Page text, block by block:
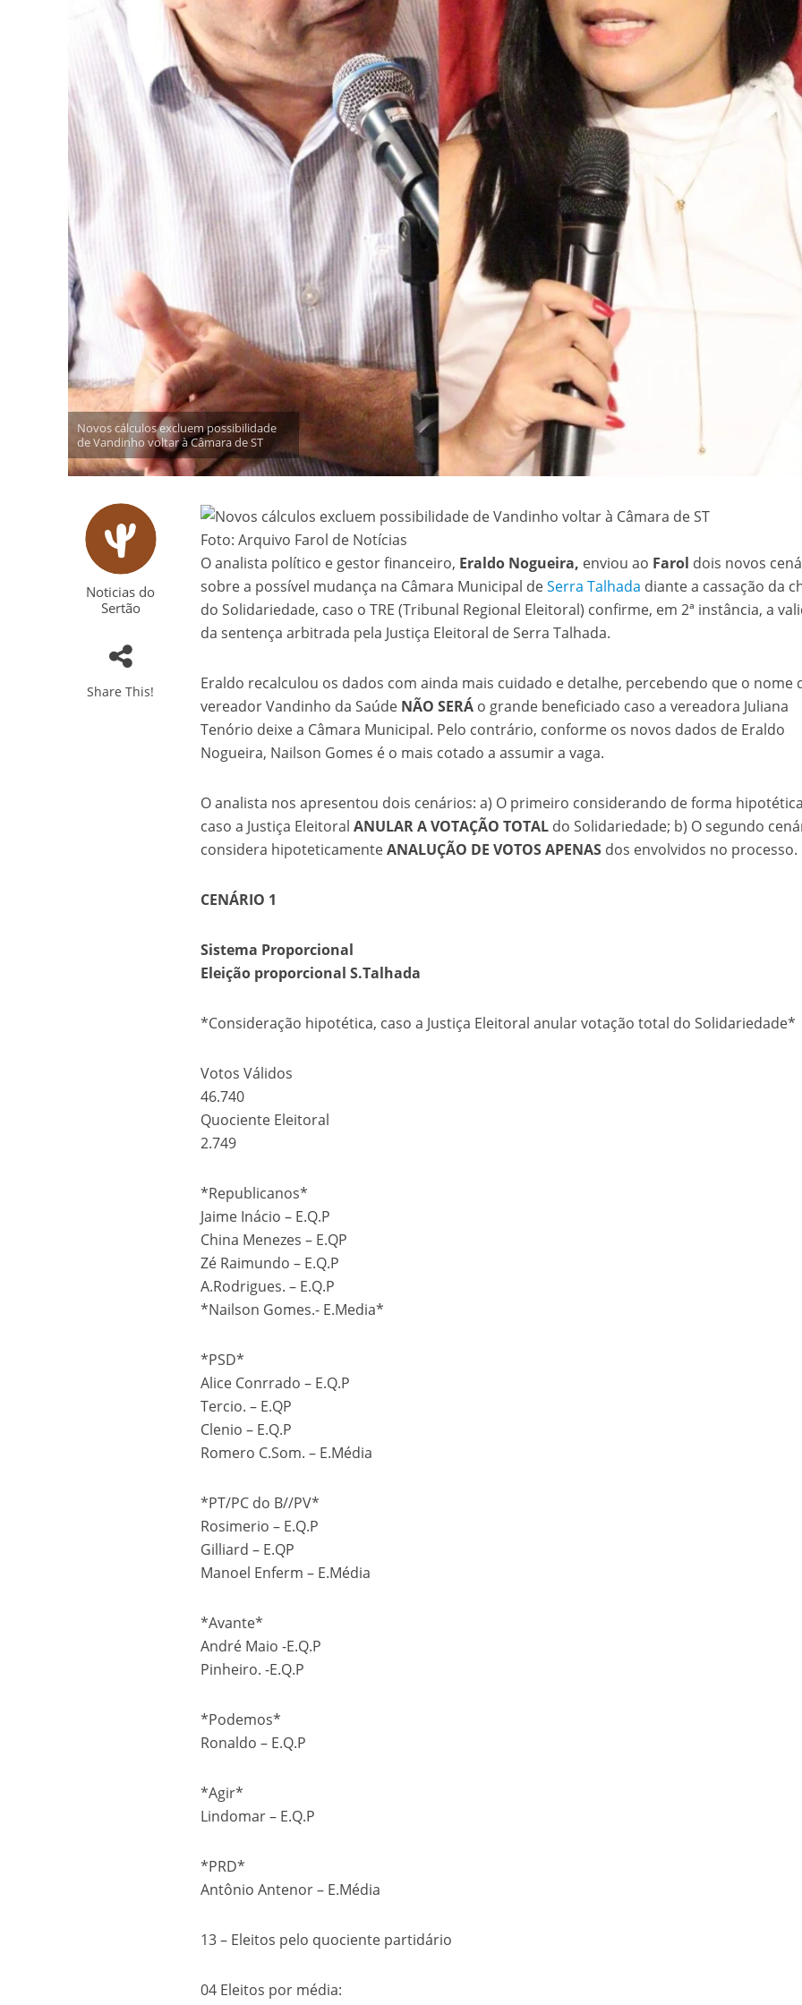
Novos cálculos excluem possibilidade
de Vandinho voltar à Câmara de ST
Noticias do
Sertão
Share This!
Foto: Arquivo Farol de Notícias
O analista político e gestor financeiro, Eraldo Nogueira, enviou ao Farol dois novos
sobre a possível mudança na Câmara Municipal deSerra Talhada diante a cassação da
do Solidariedade, caso o TRE (Tribunal Regional Eleitoral) confirme, em 2ª instância, a
da sentença arbitrada pela Justiça Eleitoral de Serra Talhada.
Eraldo recalculou os dados com ainda mais cuidado e detalhe, percebendo que o nome
vereador Vandinho da Saúde NÃO SERÁ o grande beneficiado caso a vereadora Juliana
Tenório deixe a Câmara Municipal. Pelo contrário, conforme os novos dados de Eraldo
Nogueira, Nailson Gomes é o mais cotado a assumir a vaga.
O analista nos apresentou dois cenários: a) O primeiro considerando de forma
caso a Justiça EleitoralANULAR A VOTAÇÃO TOTAL do Solidariedade; b) O segundo
considera hipoteticamenteANALUÇÃO DE VOTOS APENAS dos envolvidos no processo.
CENÁRIO 1
Sistema Proporcional
Eleição proporcional S.Talhada
*Consideração hipotética, caso a Justiça Eleitoral anular votação total do Solidariedade*
Votos Válidos
46.740
Quociente Eleitoral
2.749
*Republicanos*
Jaime Inácio – E.Q.P
China Menezes – E.QP
Zé Raimundo – E.Q.P
A.Rodrigues. – E.Q.P
*Nailson Gomes.- E.Media*
*PSD*
Alice Conrrado – E.Q.P
Tercio. – E.QP
Clenio – E.Q.P
Romero C.Som. – E.Média
*PT/PC do B//PV*
Rosimerio – E.Q.P
Gilliard – E.QP
Manoel Enferm – E.Média
*Avante*
André Maio -E.Q.P
Pinheiro. -E.Q.P
*Podemos*
Ronaldo – E.Q.P
*Agir*
Lindomar – E.Q.P
*PRD*
Antônio Antenor – E.Média
13 – Eleitos pelo quociente partidário
04 Eleitos por média: